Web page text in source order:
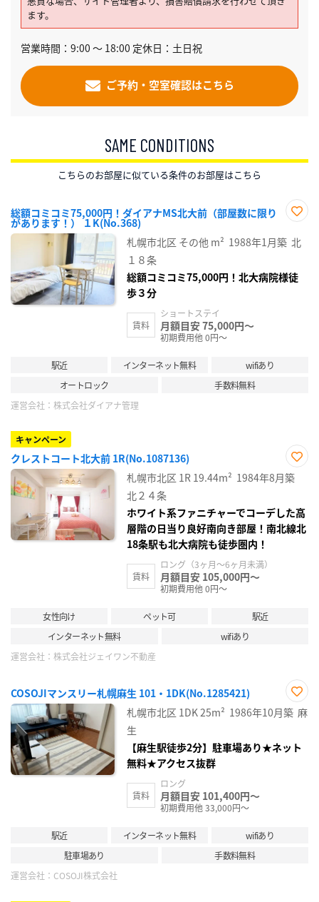
ます。
営業時間：9:00 〜 18:00 定休日：土日祝
ご予約・空室確認はこちら
SAME CONDITIONS
こちらのお部屋に似ている条件のお部屋はこちら
総額コミコミ75,000円！ダイアナMS北大前（部屋数に限り
があります！） １K(No.368)
に入
り登
札幌市北区 その他 m² 1988年1月築 北
１８条
総額コミコミ75,000円！北大病院様徒
歩３分
賃料
ショートステイ
月額目安 75,000円～
初期費用他 0円～
駅近 インターネット無料
wifiあり
オートロック
手数料無料
運営会社： 株式会社ダイアナ管理
キャンペーン
クレストコート北大前 1R(No.1087136)
お気
に入
札幌市北区 1R 19.44m² 1984年8月築
北２４条
ホワイト系ファニチャーでコーデした高
層階の日当り良好南向き部屋！南北線北
18条駅も北大病院も徒歩圏内！
賃料
ロング（3ヶ月～6ヶ月未満）
月額目安 105,000円～
初期費用他 0円～
女性向け ペット可
駅近
インターネット無料
wifiあり
運営会社： 株式会社ジェイワン不動産
COSOJIマンスリー札幌麻生 101・1DK(No.1285421)
お気
に入
札幌市北区 1DK25m² 1986年10月築 麻
生
【麻生駅徒歩2分】駐車場あり★ネット
無料★アクセス抜群
賃料
ロング
月額目安 101,400円～
初期費用他 33,000円～
駅近 インターネット無料
wifiあり
駐車場あり
手数料無料
運営会社： COSOJI株式会社